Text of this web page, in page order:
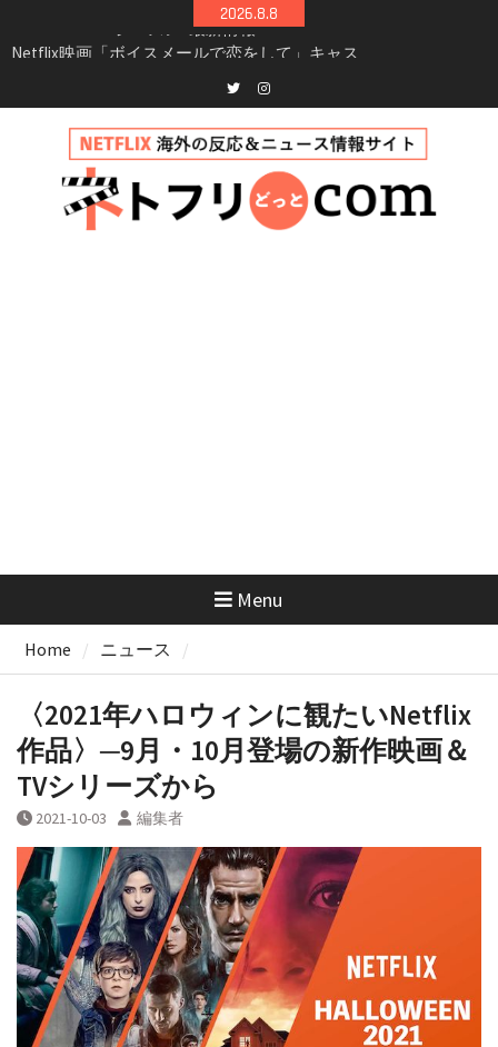
2026.8.8
Netflix映画「ボイスメールで恋をして」キャス
イッチ主演ロマコメ
新決定！2027年撮影開始へ
兄弟大騒動のコメディ映画「リトル・ブラザ
ー」がNetflixで配信！─キャスト・あらすじ・
見どころまとめ
Twitterinstagram
Menu
Home ニュース
〈2021年ハロウィンに観たいNetflix
作品〉─9月・10月登場の新作映画＆
TVシリーズから
2021-10-03 編集者